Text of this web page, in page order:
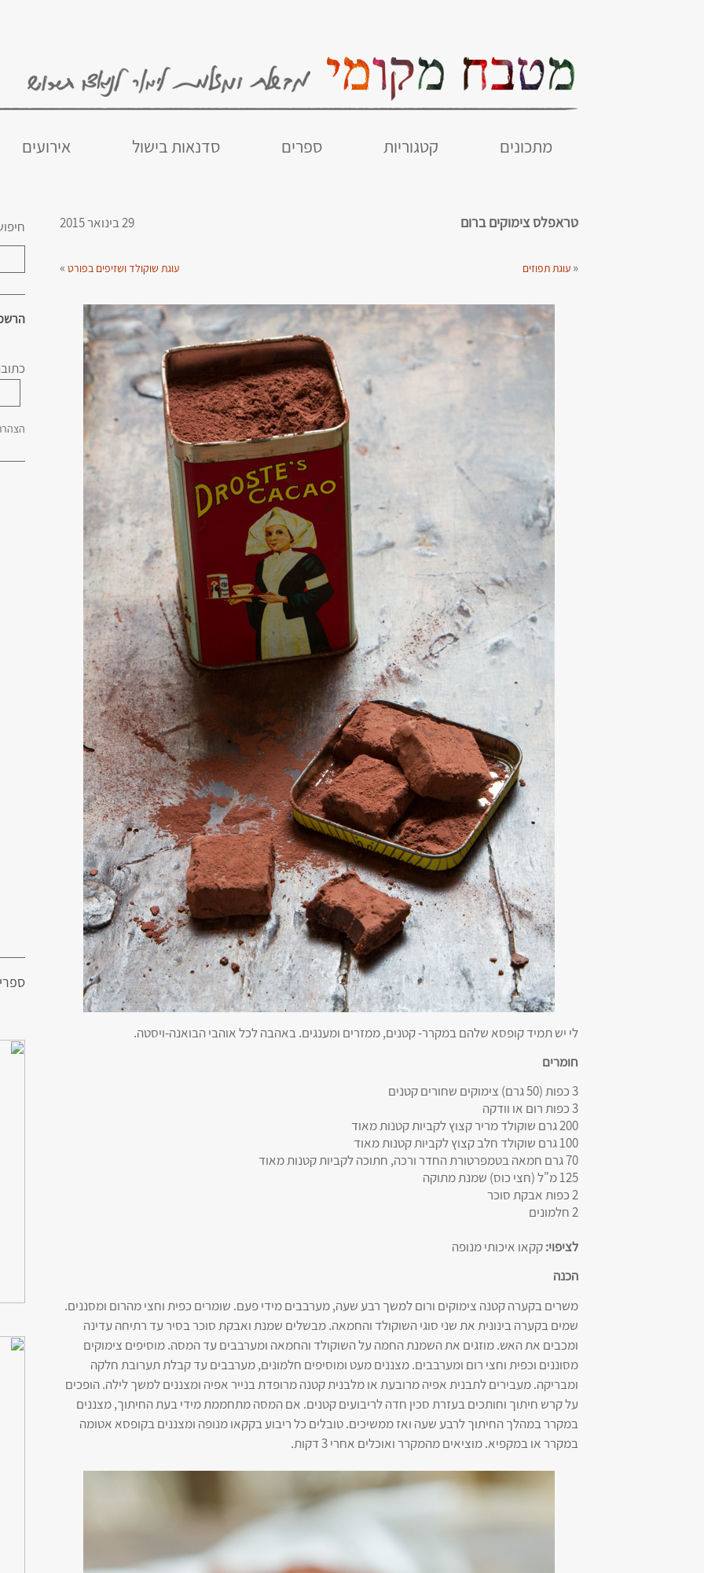
מתכונים קטגוריות ספרים סדנאות בישול אירועים
29 בינואר 2015 טראפלס צימוקים ברום
« עוגת תפוזים עוגת שוקולד ושזיפים בפורט »
לי יש תמיד קופסא שלהם במקרר- קטנים, ממזרים ומענגים. באהבה לכל אוהבי הבואנה-ויסטה.
חומרים
3 כפות (50 גרם) צימוקים שחורים קטנים
3 כפות רום או וודקה
200 גרם שוקולד מריר קצוץ לקביות קטנות מאוד
100 גרם שוקולד חלב קצוץ לקביות קטנות מאוד
70 גרם חמאה בטמפרטורת החדר ורכה, חתוכה לקביות קטנות מאוד
125 מ"ל (חצי כוס) שמנת מתוקה
2 כפות אבקת סוכר
2 חלמונים
לציפוי:קקאו איכותי מנופה
הכנה
משרים בקערה קטנה צימוקים ורום למשך רבע שעה, מערבבים מידי פעם. שומרים כפית וחצי מהרום ומסננים.
שמים בקערה בינונית את שני סוגי השוקולד והחמאה. מבשלים שמנת ואבקת סוכר בסיר עד רתיחה עדינה
ומכבים את האש. מוזגים את השמנת החמה על השוקולד והחמאה ומערבבים עד המסה. מוסיפים צימוקים
מסוננים וכפית וחצי רום ומערבבים. מצננים מעט ומוסיפים חלמונים, מערבבים עד קבלת תערובת חלקה
ומבריקה. מעבירים לתבנית אפיה מרובעת או מלבנית קטנה מרופדת בנייר אפיה ומצננים למשך לילה. הופכים
על קרש חיתוך וחותכים בעזרת סכין חדה לריבועים קטנים. אם המסה מתחממת מידי בעת החיתוך, מצננים
במקרר במהלך החיתוך לרבע שעה ואז ממשיכים. טובלים כל ריבוע בקקאו מנופה ומצננים בקופסא אטומה
במקרר או במקפיא. מוציאים מהמקרר ואוכלים אחרי 3 דקות.